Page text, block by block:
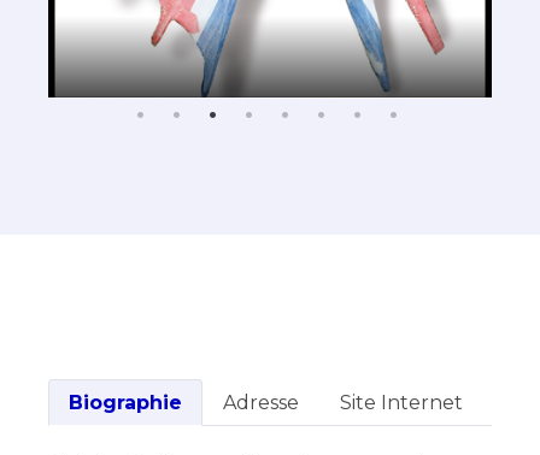
Biographie Adresse Site Internet